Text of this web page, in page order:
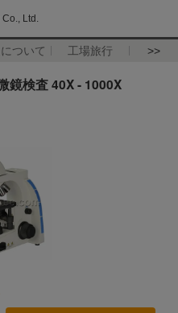
Ltd.
ついて 工場旅行 >>
鏡検査 40X - 1000X